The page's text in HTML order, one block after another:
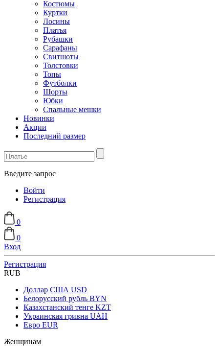
Костюмы
Куртки
Лосины
Платья
Рубашки
Сарафаны
Свитшоты
Толстовки
Топы
Футболки
Шорты
Юбки
Спальные мешки
Новинки
Акции
Последний размер
Введите запрос
Войти
Регистрация
0
0
Вход
Регистрация
RUB
Доллар США USD
Белорусский рубль BYN
Казахстанский тенге KZT
Украинская гривна UAH
Евро EUR
Женщинам